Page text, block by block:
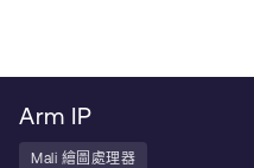
Arm IP
Mali 繪圖處理器